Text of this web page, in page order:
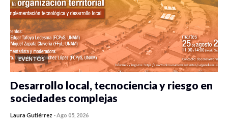
EVENTOS
Desarrollo local, tecnociencia y riesgo en
sociedades complejas
Laura Gutiérrez -Ago 05, 2026